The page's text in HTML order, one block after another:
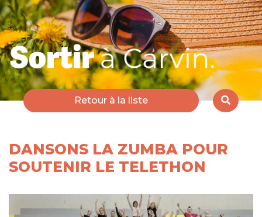
Retour à la liste
DANSONS LA ZUMBA POUR
SOUTENIR LE TELETHON